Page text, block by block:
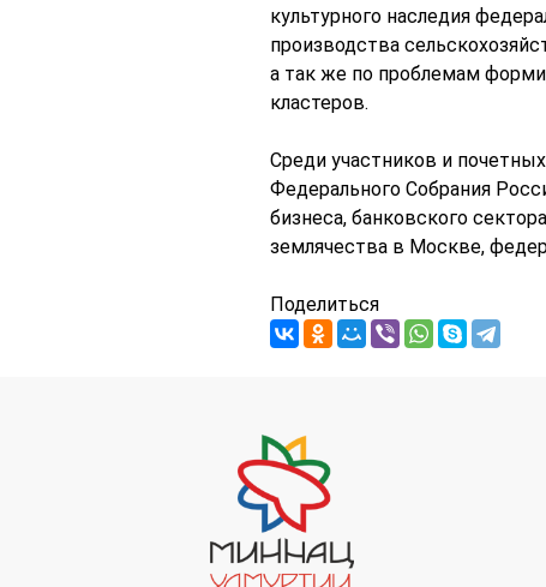
культурного наследия
производства
а так же по проблемам
кластеров.
Среди участников и
Федерального Собрания
бизнеса, банковского
землячества в Москве,
Поделиться